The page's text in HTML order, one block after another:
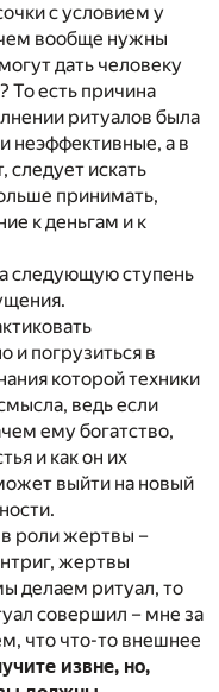
с условием у
вообще нужны
дать человеку
То есть причина
ритуалов была
неэффективные, а в
следует искать
принимать,
к деньгам и к
следующую ступень
и погрузиться в
которой техники
ведь если
ему богатство,
и как он их
выйти на новый
роли жертвы –
жертвы
делаем ритуал, то
совершил – мне за
что что-то внешнее
извне, но,